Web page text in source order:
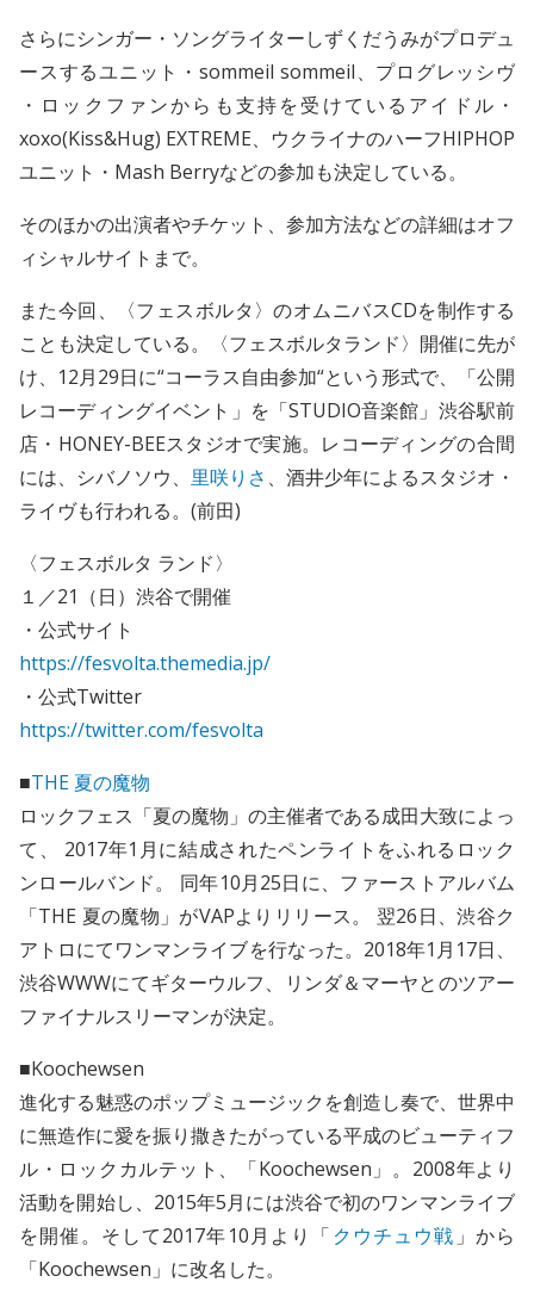
さらにシンガー・ソングライターしずくだうみがプロデュ
ースするユニット・sommeil sommeil、プログレッシヴ
・ロックファンからも支持を受けているアイドル・
xoxo(Kiss&Hug) EXTREME、ウクライナのハーフHIPHOP
ユニット・Mash Berryなどの参加も決定している。
そのほかの出演者やチケット、参加方法などの詳細はオフ
ィシャルサイトまで。
また今回、〈フェスボルタ〉のオムニバスCDを制作する
ことも決定している。〈フェスボルタランド〉開催に先が
け、12月29日に“コーラス自由参加“という形式で、「公開
レコーディングイベント」を「STUDIO音楽館」渋谷駅前
店・HONEY-BEEスタジオで実施。レコーディングの合間
には、シバノソウ、 里咲りさ 、酒井少年によるスタジオ・
ライヴも行われる。(前田)
〈フェスボルタ ランド〉
１／21（日）渋谷で開催
・公式サイト
https://fesvolta.themedia.jp/
・公式Twitter
https://twitter.com/fesvolta
■THE 夏の魔物
ロックフェス「夏の魔物」の主催者である成田大致によっ
て、 2017年1月に結成されたペンライトをふれるロック
ンロールバンド。 同年10月25日に、ファーストアルバム
「THE 夏の魔物」がVAPよりリリース。 翌26日、渋谷ク
アトロにてワンマンライブを行なった。2018年1月17日、
渋谷WWWにてギターウルフ、リンダ＆マーヤとのツアー
ファイナルスリーマンが決定。
■Koochewsen
進化する魅惑のポップミュージックを創造し奏で、世界中
に無造作に愛を振り撒きたがっている平成のビューティフ
ル・ロックカルテット、「Koochewsen」。2008年より
活動を開始し、2015年5月には渋谷で初のワンマンライブ
を開催。そして2017年10月より「 クウチュウ戦 」から
「Koochewsen」に改名した。